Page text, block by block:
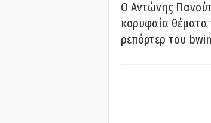
Ο Αντώνης
κορυφαία θέματα
ρεπόρτερ του